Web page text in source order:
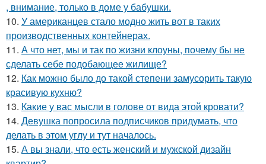
, внимание, только в доме у бабушки.
10. У американцев стало модно жить вот в таких
производственных контейнерах.
11. А что нет, мы и так по жизни клоуны, почему бы не
сделать себе подобающее жилище?
12. Как можно было до такой степени замусорить такую
красивую кухню?
13. Какие у вас мысли в голове от вида этой кровати?
14. Девушка попросила подписчиков придумать, что
делать в этом углу и тут началось.
15. А вы знали, что есть женский и мужской дизайн